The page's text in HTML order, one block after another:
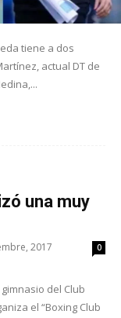
tiene a dos
actual DT de
una muy
2017 0
del Club
el “Boxing Club